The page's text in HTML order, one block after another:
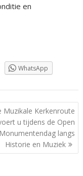
en
WhatsApp
Muzikale Kerkenroute
u tijdens de Open
Monumentendag langs
Historie en Muziek